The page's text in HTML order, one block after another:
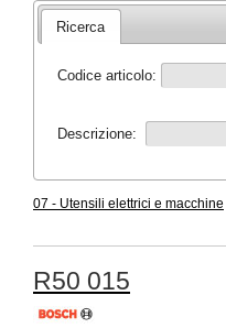
Ricerca
Codice articolo:
Descrizione:
07 - Utensili elettrici e macchine
R50 015